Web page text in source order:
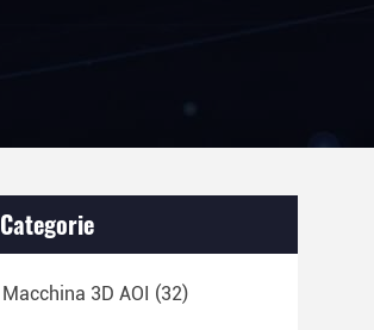
Categorie
Macchina 3D AOI (32)